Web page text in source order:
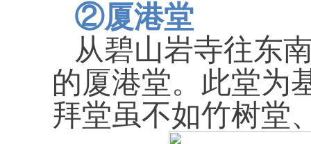
②厦港堂
从碧山岩寺往东
的厦港堂。此堂为
拜堂虽不如竹树堂